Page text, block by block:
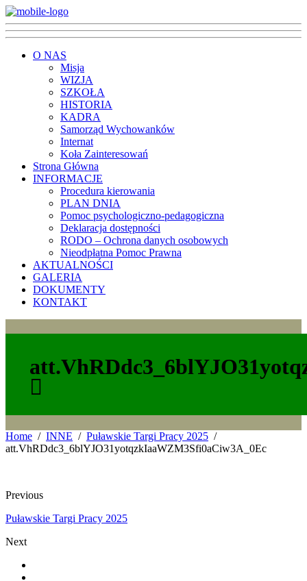
O NAS
Misja
WIZJA
SZKOŁA
HISTORIA
KADRA
Samorząd Wychowanków
Internat
Koła Zainteresowań
Strona Główna
INFORMACJE
Procedura kierowania
PLAN DNIA
Pomoc psychologiczno-pedagogiczna
Deklaracja dostępności
RODO – Ochrona danych osobowych
Nieodpłatna Pomoc Prawna
AKTUALNOŚCI
GALERIA
DOKUMENTY
KONTAKT
Home INNE
Puławskie Targi Pracy 2025
att.VhRDdc3_6blYJO31yotqzkIaaWZM3Sfi0aCiw3A_0Ec
Previous
Puławskie Targi Pracy 2025
Next